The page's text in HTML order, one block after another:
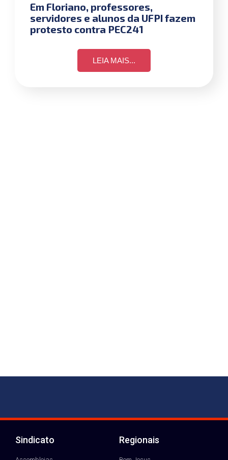
Em Floriano, professores,
servidores e alunos da UFPI fazem
protesto contra PEC241
LEIA MAIS...
Sindicato Regionais